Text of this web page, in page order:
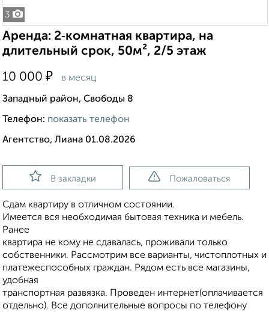
3
Аренда: 2‑комнатная квартира, на
длительный срок, 50м², 2/5 этаж
10 000 ₽ в месяц
Западный район, Свободы 8
Телефон: показать телефон
Агентство, Лиана 01.08.2026
В закладки Пожаловаться
Сдам квартиру в отличном состоянии.
Имеется вся необходимая бытовая техника и мебель.
Ранее
квартира не кому не сдавалась, проживали только
собственники. Рассмотрим все варианты, чистоплотных и
платежеспособных граждан. Рядом есть все магазины,
удобная
транспортная развязка. Проведен интернет(оплачивается
отдельно). Все дополнительные вопросы по телефону